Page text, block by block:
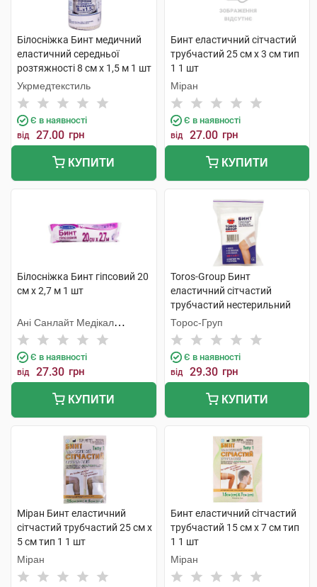
Білосніжка Бинт медичний
еластичний середньої
розтяжності 8 см х 1,5 м 1 шт
Укрмедтекстиль
Є в наявності
від 27.00 грн
КУПИТИ
Бинт еластичний сітчастий
трубчастий 25 см х 3 см тип
1 1 шт
Міран
Є в наявності
від 27.00 грн
КУПИТИ
Білосніжка Бинт гіпсовий 20
см х 2,7 м 1 шт
Ані Санлайт Медікал
Продактс
Є в наявності
від 27.30 грн
КУПИТИ
Toros-Group Бинт
еластичний сітчастий
трубчастий нестерильний
25х5 см голова та стегно 1
шт
Торос-Груп
Є в наявності
від 29.30 грн
КУПИТИ
Міран Бинт еластичний
сітчастий трубчастий 25 см х
5 см тип 1 1 шт
Міран
Бинт еластичний сітчастий
трубчастий 15 см х 7 см тип
1 1 шт
Міран